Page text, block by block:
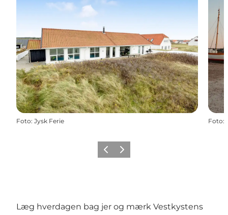
Foto: Jysk Ferie Foto:
ForrigeNæste
Læg hverdagen bag jer og mærk Vestkystens